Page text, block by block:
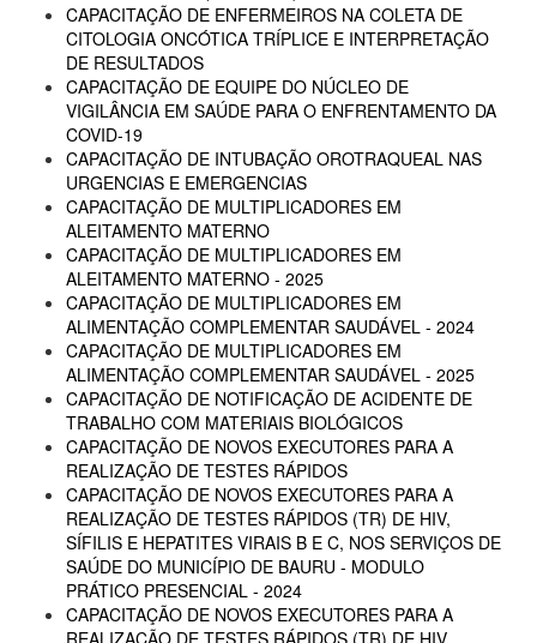
CAPACITAÇÃO DE ENFERMEIROS NA COLETA DE
CITOLOGIA ONCÓTICA TRÍPLICE E INTERPRETAÇÃO
DE RESULTADOS
CAPACITAÇÃO DE EQUIPE DO NÚCLEO DE
VIGILÂNCIA EM SAÚDE PARA O ENFRENTAMENTO DA
COVID-19
CAPACITAÇÃO DE INTUBAÇÃO OROTRAQUEAL NAS
URGENCIAS E EMERGENCIAS
CAPACITAÇÃO DE MULTIPLICADORES EM
ALEITAMENTO MATERNO
CAPACITAÇÃO DE MULTIPLICADORES EM
ALEITAMENTO MATERNO - 2025
CAPACITAÇÃO DE MULTIPLICADORES EM
ALIMENTAÇÃO COMPLEMENTAR SAUDÁVEL - 2024
CAPACITAÇÃO DE MULTIPLICADORES EM
ALIMENTAÇÃO COMPLEMENTAR SAUDÁVEL - 2025
CAPACITAÇÃO DE NOTIFICAÇÃO DE ACIDENTE DE
TRABALHO COM MATERIAIS BIOLÓGICOS
CAPACITAÇÃO DE NOVOS EXECUTORES PARA A
REALIZAÇÃO DE TESTES RÁPIDOS
CAPACITAÇÃO DE NOVOS EXECUTORES PARA A
REALIZAÇÃO DE TESTES RÁPIDOS (TR) DE HIV,
SÍFILIS E HEPATITES VIRAIS B E C, NOS SERVIÇOS DE
SAÚDE DO MUNICÍPIO DE BAURU - MODULO
PRÁTICO PRESENCIAL - 2024
CAPACITAÇÃO DE NOVOS EXECUTORES PARA A
REALIZAÇÃO DE TESTES RÁPIDOS (TR) DE HIV,